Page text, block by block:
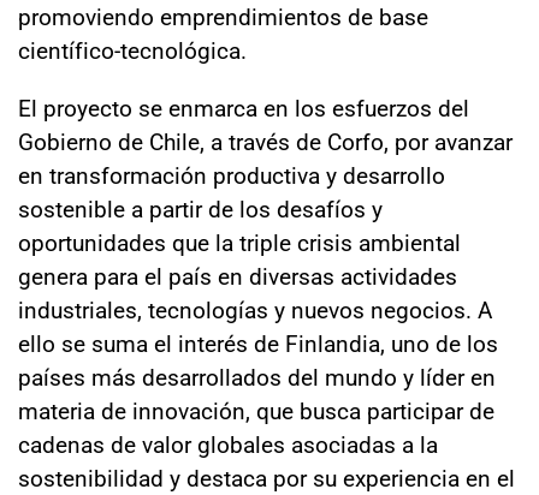
promoviendo emprendimientos de base
científico-tecnológica.
El proyecto se enmarca en los esfuerzos del
Gobierno de Chile, a través de Corfo, por avanzar
en transformación productiva y desarrollo
sostenible a partir de los desafíos y
oportunidades que la triple crisis ambiental
genera para el país en diversas actividades
industriales, tecnologías y nuevos negocios. A
ello se suma el interés de Finlandia, uno de los
países más desarrollados del mundo y líder en
materia de innovación, que busca participar de
cadenas de valor globales asociadas a la
sostenibilidad y destaca por su experiencia en el